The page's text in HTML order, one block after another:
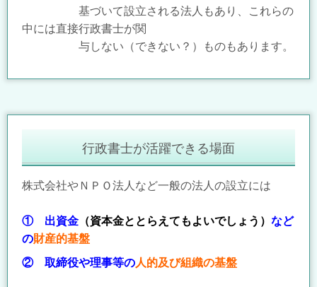
基づいて設立される法人もあり、これらの
中には直接行政書士が関
与しない（できない？）
ものもあります。
行政書士が活躍できる場面
株式会社やＮＰＯ法人など一般の法人の設立には
① 出資金 （資本金ととらえてもよいでしょう） など
の財産的基盤
② 取締役や理事等の人的及び組織の基盤